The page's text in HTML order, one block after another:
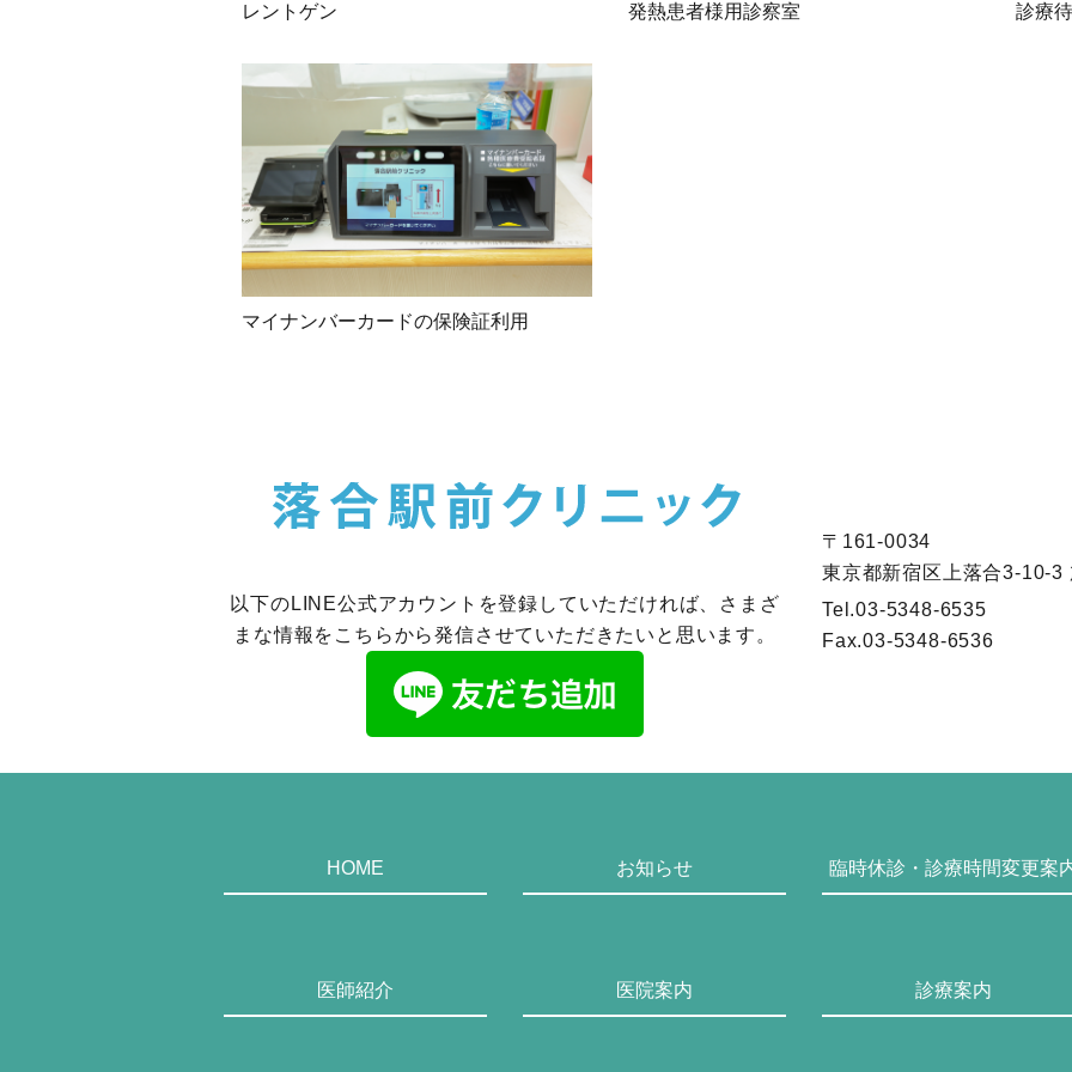
レントゲン 発熱患者様用診察室 診療
マイナンバーカードの保険証利用
以下のLINE公式アカウントを登録していただければ、さまざ
まな情報をこちらから発信させていただきたいと思います。
〒161-0034
東京都新宿区上落合3-10-3
Tel.03-5348-6535
Fax.03-5348-6536
HOME お知らせ 臨時休診・診療時間変更案
医師紹介 医院案内 診療案内